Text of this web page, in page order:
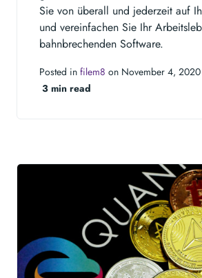
Sie von überall und jederzeit auf
und vereinfachen Sie Ihr
bahnbrechenden Software.
Posted in filem8 on November 4,
3 min read